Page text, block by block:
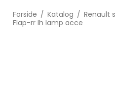
Forside / Katalog / Renault
Flap-rr lh lamp acce